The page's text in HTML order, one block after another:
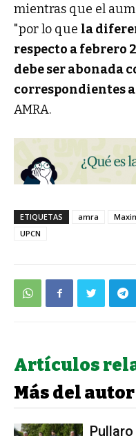
mientras que el
"por lo que la
respecto a febrero
debe ser abonada
correspondientes
AMRA.
ETIQUETAS amra
UPCN
Artículos
Más del autor